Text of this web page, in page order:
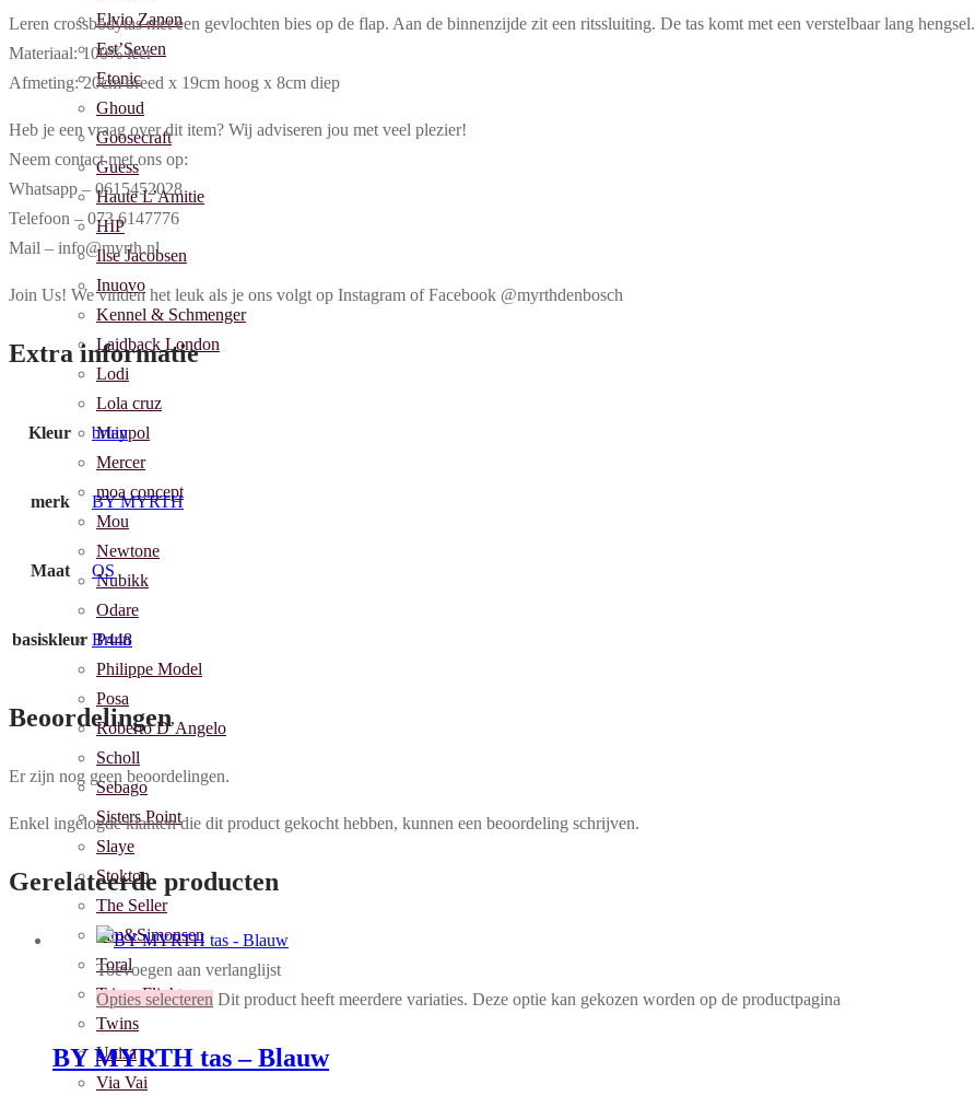
Elvio Zanon
Est’Seven
Etonic
Ghoud
Goosecraft
Guess
Haute L’Amitie
HIP
Ilse Jacobsen
Inuovo
Kennel & Schmenger
Laidback London
Lodi
Lola cruz
Maypol
Mercer
moa concept
Mou
Newtone
Nubikk
Odare
P448
Philippe Model
Posa
Roberto D’Angelo
Scholl
Sebago
Sisters Point
Slaye
Stokton
The Seller
Tim&Simonsen
Toral
Triver Flight
Twins
Unisa
Via Vai
Leren crossbodytas met een gevlochten bies op de flap. Aan de binnenzijde zit een ritssluiting. De tas komt met een verstelbaar lang hengsel.
Materiaal: 100% leer
Afmeting: 20cm breed x 19cm hoog x 8cm diep
Heb je een vraag over dit item? Wij adviseren jou met veel plezier!
Neem contact met ons op:
Whatsapp – 0615452028
Telefoon – 073 6147776
Mail – info@myrth.nl
Join Us! We vinden het leuk als je ons volgt op Instagram of Facebook @myrthdenbosch
Extra informatie
Kleur bruin
merk BY MYRTH
Maat OS
basiskleur Bruin
Beoordelingen
Er zijn nog geen beoordelingen.
Enkel ingelogde klanten die dit product gekocht hebben, kunnen een beoordeling schrijven.
Gerelateerde producten
Toevoegen aan verlanglijst
Opties selecteren Dit product heeft meerdere variaties. Deze optie kan gekozen worden op de productpagina
BY MYRTH tas – Blauw